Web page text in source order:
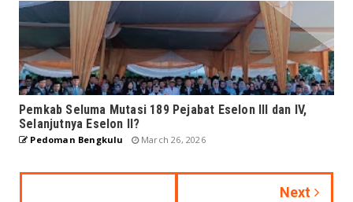
Pemkab Seluma Mutasi 189 Pejabat Eselon III dan IV,
Selanjutnya Eselon II?
Pedoman Bengkulu March 26, 2026
Next